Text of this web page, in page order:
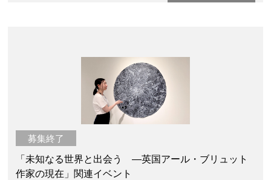
募集終了
「未知なる世界と出会う —英国アール・ブリュット
作家の現在」関連イベント